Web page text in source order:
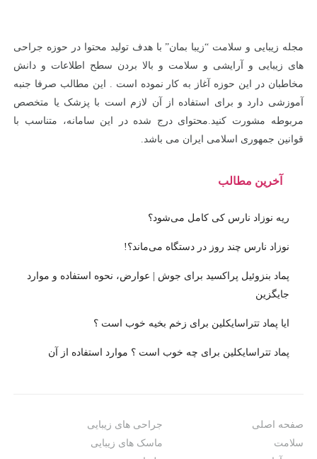
مجله زیبایی و سلامت “زیبا بمان” با هدف تولید محتوا در حوزه جراحی
های زیبایی و آرایشی و سلامت و بالا بردن سطح اطلاعات و دانش
مخاطبان در این حوزه آغاز به کار نموده است . این مطالب صرفا جنبه
آموزشی دارد و برای استفاده از آن لازم است با پزشک یا متخصص
مربوطه مشورت کنید.محتوای درج شده در این سامانه، متناسب با
قوانین جمهوری اسلامی ایران می باشد.
آخرین مطالب
ریه نوزاد نارس کی کامل می‌شود؟
نوزاد نارس چند روز در دستگاه می‌ماند؟!
پماد بنزوئیل پراکسید برای جوش | عوارض، نحوه استفاده و موارد
جایگزین
ایا پماد تتراسایکلین برای زخم بخیه خوب است ؟
پماد تتراسایکلین برای چه خوب است ؟ موارد استفاده از آن
صفحه اصلی
جراحی های زیبایی
سلامت
ماسک های زیبایی